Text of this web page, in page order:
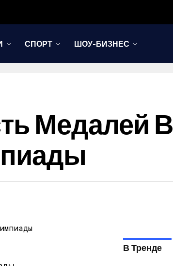
СПОРТ ШОУ-БИЗНЕС
Медалей В
В Тренде